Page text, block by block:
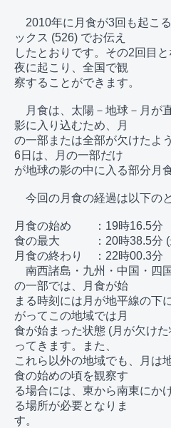
2010年に月食が3回も起こ
ックス (526) でお伝え
したとおりです。その2回目
夜に起こり、全国で観
察することができます。
月食は、太陽－地球－月が
影に入り込むため、月
の一部または全部が欠けたよ
6日は、月の一部だけ
が地球の影の中に入る部分月
今回の月食の経過は以下の
月食の始め　　：19時16.5分
食の最大　　　：20時38.5分
月食の終わり　：22時00.3分
南西諸島・九州・中国・四
の一部では、月食が始
まる時刻には月が地平線の下
がってこの地域では月
食が始まった状態 (月が欠け
ってきます。また、
これら以外の地域でも、月は
食の始めの頃を観察す
る場合には、東から南東にか
る場所が必要となりま
す。